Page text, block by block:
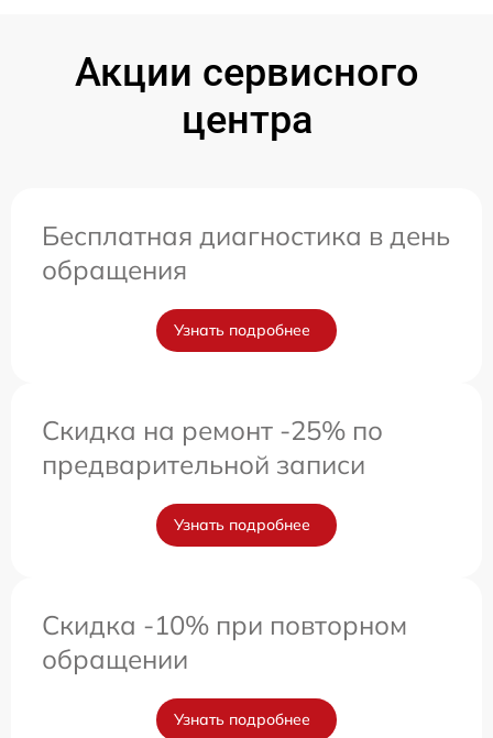
Акции сервисного
центра
Бесплатная диагностика в день
обращения
Узнать подробнее
Скидка на ремонт -25% по
предварительной записи
Узнать подробнее
Скидка -10% при повторном
обращении
Узнать подробнее